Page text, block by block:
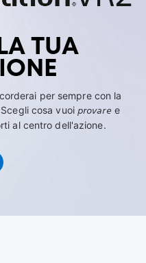
TUA
per sempre con la
cosa vuoi provaree
al centro dell'azione.